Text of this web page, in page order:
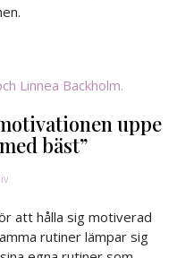
uppe
bäst”
att hålla sig motiverad
rutiner lämpar sig